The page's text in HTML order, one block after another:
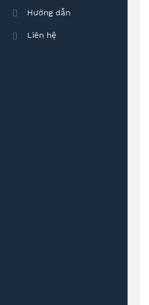
Hướng dẫn
Liên hệ